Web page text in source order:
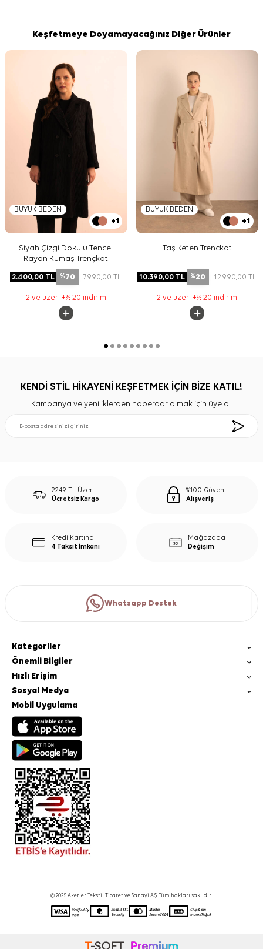
Keşfetmeye Doyamayacağınız Diğer Ürünler
BÜYÜK BEDEN
+1
Siyah Çizgi Dokulu Tencel
Rayon Kumaş Trençkot
2.400,00 TL %70 7.990,00TL
2 ve üzeri +% 20 indirim
BÜYÜK BEDEN
+1
Taş Keten Trenckot
10.390,00 TL %20 12.990,00TL
2 ve üzeri +% 20 indirim
KENDİ STİL HİKAYENİ KEŞFETMEK İÇİN BİZE KATIL!
Kampanya ve yeniliklerden haberdar olmak için üye ol.
2249 TL Üzeri
Ücretsiz Kargo
%100 Güvenli
Alışveriş
Kredi Kartına
4 Taksit İmkanı
Mağazada
Değişim
Whatsapp Destek
Kategoriler
Önemli Bilgiler
Hızlı Erişim
Sosyal Medya
Mobil Uygulama
© 2025 Akerler Tekstil Ticaret ve Sanayi A.Ş. Tüm hakları saklıdır.